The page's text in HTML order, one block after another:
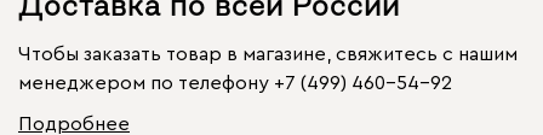
Чтобы заказать товар в магазине, свяжитесь с нашим
менеджером по телефону +7 (499) 460-54-92
Подробнее